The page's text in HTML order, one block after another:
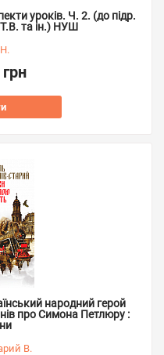
уроків. Ч. 2. (до підр.
та ін.) НУШ
народний герой
про Симона Петлюру :
В.